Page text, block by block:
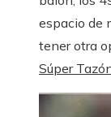
espacio de
tener otra
Súper